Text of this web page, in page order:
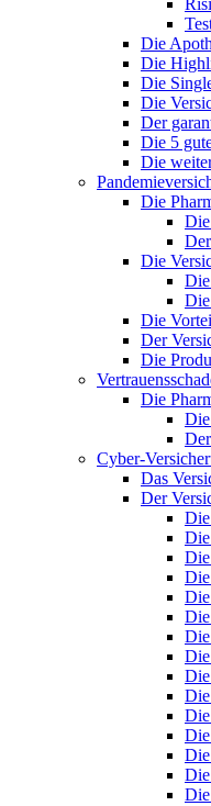
Die
Die
Die
Die
Der
Die 5
Die
Die
Die
Die
Der
Die
Die
Cyber-
Das
Der